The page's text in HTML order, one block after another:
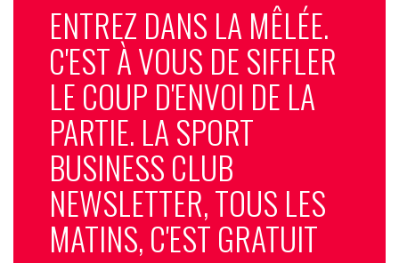
ENTREZ DANS LA MÊLÉE.
C'EST À VOUS DE SIFFLER
LE COUP D'ENVOI DE LA
PARTIE. LA SPORT
BUSINESS CLUB
NEWSLETTER, TOUS LES
MATINS, C'EST GRATUIT